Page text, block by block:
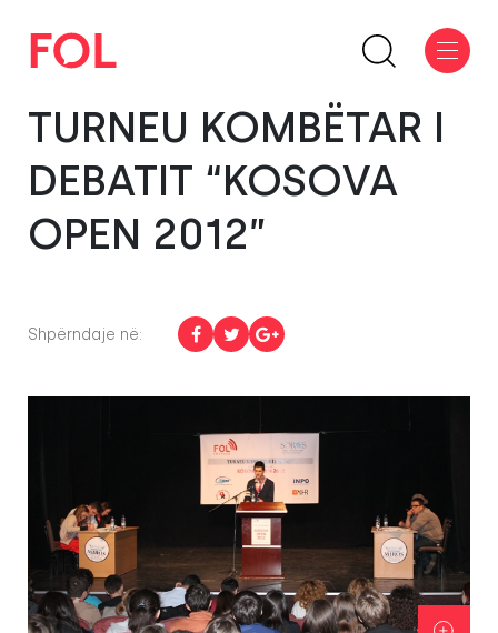
TURNEU KOMBËTAR I
DEBATIT “KOSOVA
OPEN 2012”
Shpërndaje në: